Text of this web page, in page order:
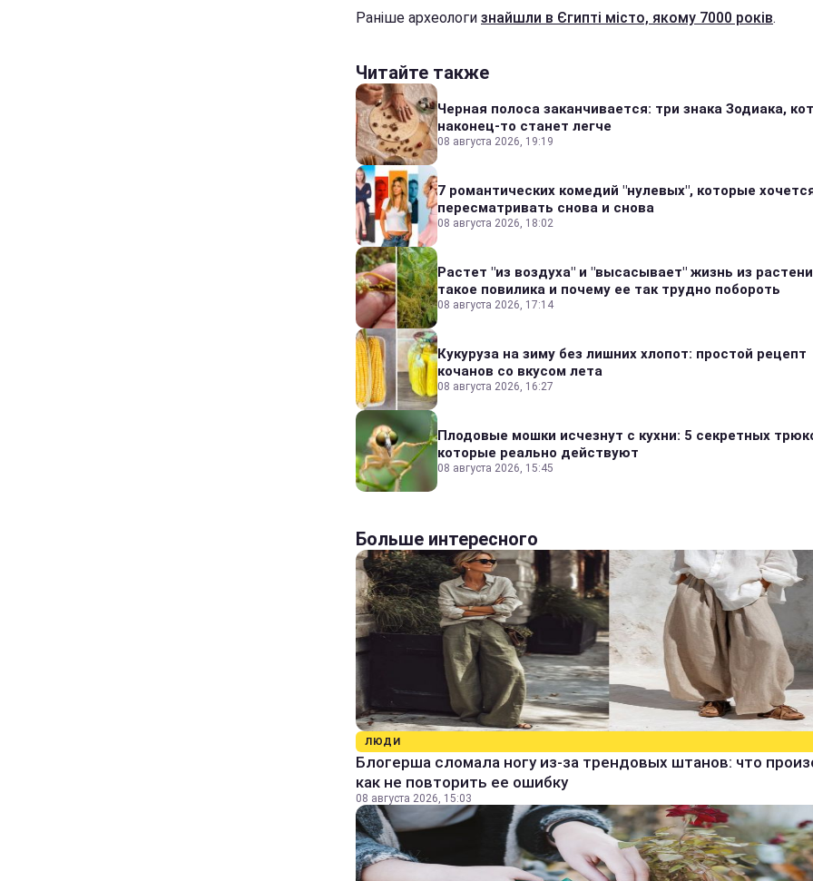
Раніше археологи знайшли в Єгипті місто, якому 7000 років.
Читайте также
Черная полоса заканчивается: три знака Зодиака,
наконец-то станет легче
08 августа 2026, 19:19
7 романтических комедий "нулевых", которые
пересматривать снова и снова
08 августа 2026, 18:02
Растет "из воздуха" и "высасывает" жизнь из
такое повилика и почему ее так трудно побороть
08 августа 2026, 17:14
Кукуруза на зиму без лишних хлопот: простой рецепт
кочанов со вкусом лета
08 августа 2026, 16:27
Плодовые мошки исчезнут с кухни: 5 секретных
которые реально действуют
08 августа 2026, 15:45
Больше интересного
ЛЮДИ
Блогерша сломала ногу из-за трендовых штанов: что
как не повторить ее ошибку
08 августа 2026, 15:03